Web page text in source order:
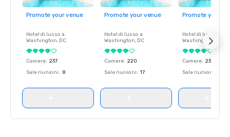
Promote your venue
Hotel di lusso a
Washington, DC
Camere: 237
Sale riunioni: 8
Promote your venue
Hotel di lusso a
Washington, DC
Camere: 220
Sale riunioni: 17
Promote your
Hotel di lusso a
Washington
Camere: 237
Sale riunioni